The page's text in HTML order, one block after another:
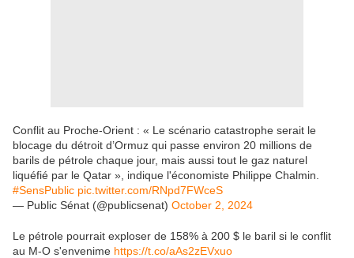
Conflit au Proche-Orient : « Le scénario catastrophe serait le
blocage du détroit d’Ormuz qui passe environ 20 millions de
barils de pétrole chaque jour, mais aussi tout le gaz naturel
liquéfié par le Qatar », indique l'économiste Philippe Chalmin.
#SensPublic pic.twitter.com/RNpd7FWceS
— Public Sénat (@publicsenat) October 2, 2024
Le pétrole pourrait exploser de 158% à 200 $ le baril si le conflit
au M-O s'envenime https://t.co/aAs2zEVxuo